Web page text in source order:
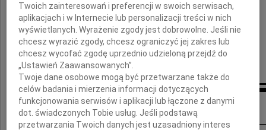
bardzo Wam współczujemy
i jesteśmy z Wami.
Noemi, Ruth, Leszek, Iwona, Szymon i Edyta
Inne kondolencje
Twoich zainteresowań i preferencji w swoich serwisach,
aplikacjach i w Internecie lub personalizacji treści w nich
wyświetlanych. Wyrażenie zgody jest dobrowolne. Jeśli nie
chcesz wyrazić zgody, chcesz ograniczyć jej zakres lub
chcesz wycofać zgodę uprzednio udzieloną przejdź do
„Ustawień Zaawansowanych”.
Twoje dane osobowe mogą być przetwarzane także do
celów badania i mierzenia informacji dotyczących
funkcjonowania serwisów i aplikacji lub łączone z danymi
dot. świadczonych Tobie usług. Jeśli podstawą
przetwarzania Twoich danych jest uzasadniony interes